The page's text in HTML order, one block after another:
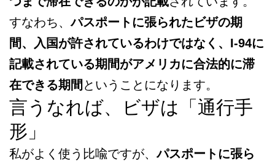
すなわち、パスポートに張られたビザの期
間、入国が許されているわけではなく、I-94に
記載されている期間がアメリカに合法的に滞
在できる期間 ということになります。
言うなれば、ビザは「通行手
形」
私がよく使う比喩ですが、パスポートに張ら